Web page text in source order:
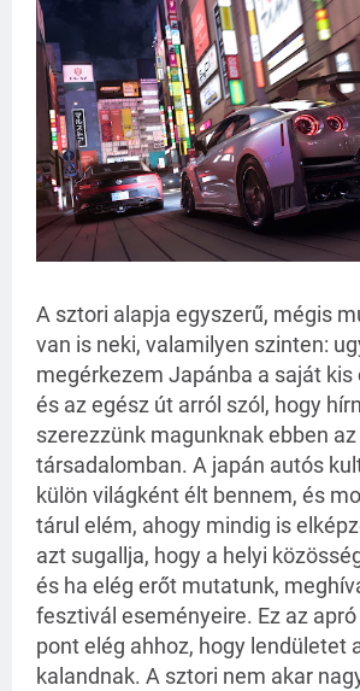
A sztori alapja egyszerű, mégis
van is neki, valamilyen szinten:
megérkezem Japánba a saját
és az egész út arról szól, hogy
szerezzünk magunknak ebben
társadalomban. A japán autós
külön világként élt bennem, és
tárul elém, ahogy mindig is
azt sugallja, hogy a helyi
és ha elég erőt mutatunk,
fesztivál eseményeire. Ez az
pont elég ahhoz, hogy lendületet
kalandnak. A sztori nem akar